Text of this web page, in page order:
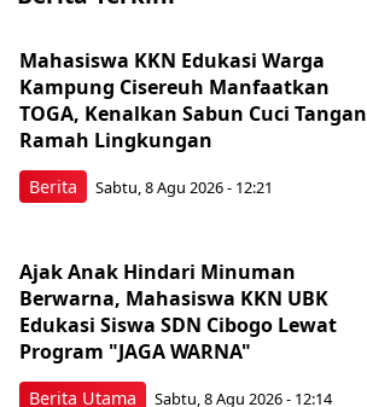
Berita
Mahasiswa KKN Edukasi Warga
Kampung Cisereuh Manfaatkan
TOGA, Kenalkan Sabun Cuci Tangan
Ramah Lingkungan
Sabtu, 8 Agu 2026 - 12:21
Berita Utama
Ajak Anak Hindari Minuman
Berwarna, Mahasiswa KKN UBK
Edukasi Siswa SDN Cibogo Lewat
Program "JAGA WARNA"
Sabtu, 8 Agu 2026 - 12:14